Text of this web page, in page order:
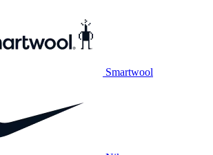
Smartwool